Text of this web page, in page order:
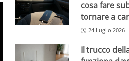
cosa fare
tornare a
24 Luglio 2026
Il trucco